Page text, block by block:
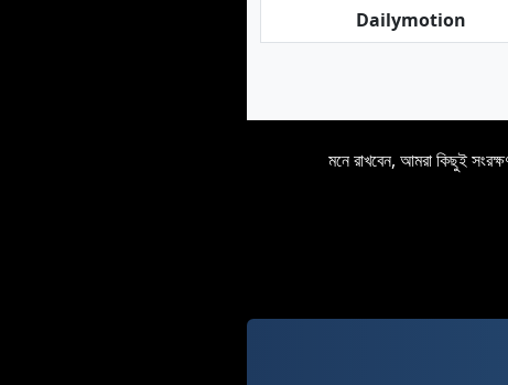
Dailymotion
মনে রাখবেন, আমরা কিছুই